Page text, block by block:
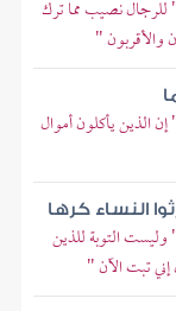
للرجال نصيب مما ترك
والأقربون "
الذين يأكلون أموال
النساء كرها
التوبة للذين
تبت الآن "